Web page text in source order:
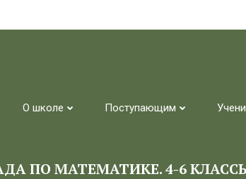
О школе Поступающим
ПО МАТЕМАТИКЕ. 4-6